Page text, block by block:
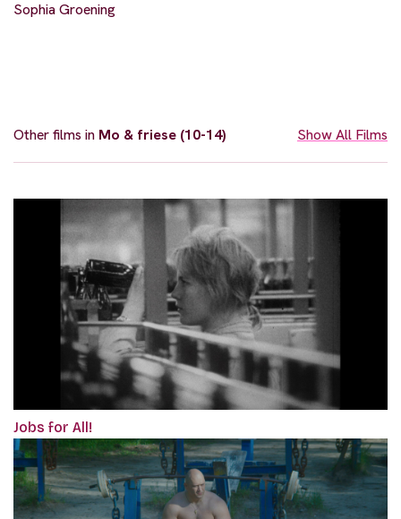
Sophia Groening
Other films in Mo & friese (10-14) Show All Films
Jobs for All!